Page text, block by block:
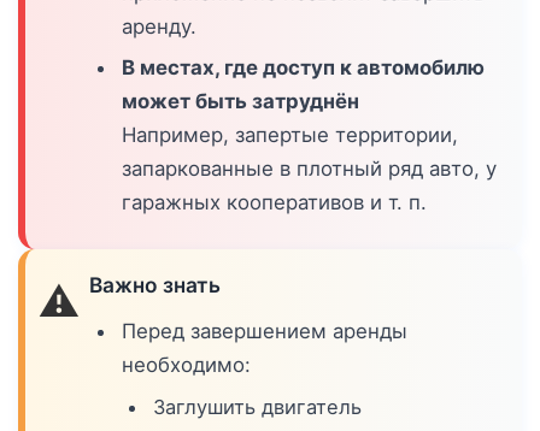
аренду.
В местах, где доступ к автомобилю
может быть затруднён
Например, запертые территории,
запаркованные в плотный ряд авто, у
гаражных кооперативов и т. п.
⚠️ Важно знать
Перед завершением аренды
необходимо:
Заглушить двигатель